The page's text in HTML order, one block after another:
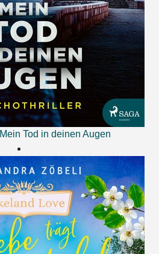
Mein Tod in deinen Augen